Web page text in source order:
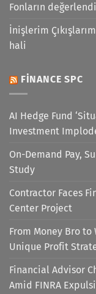
Fonların
İnişlerim
hali
FINANCE SPC
AI Hedge Fund
Investment
On-Demand Pay,
Study
Contractor Faces
Center Project
From Money Bro to
Unique Profit
Financial Advisor
Amid FINRA